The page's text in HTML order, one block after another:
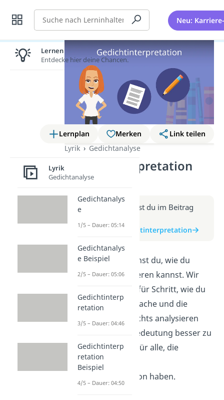
Suche Neu:
Lernplan Merken
Link teilen
Lyrik
Gedichtanalyse
Gedichtinterpretation
(Video)
Weitere Infos erhältst du im Beitrag
zum Beitrag: Gedichtinterpretation
In diesem Video lernst du, wie du
Gedichte interpretieren kannst. Wir
erklären dir Schritt für Schritt, wie du
den Aufbau, die Sprache und die
Themen eines Gedichts analysieren
kannst, um seine Bedeutung besser zu
verstehen. Perfekt für alle, die
Schwierigkeiten mit
Gedichtinterpretation haben.
Lernen lohnt sich!
Entdecke hier deine Chancen.
Lyrik
Gedichtanalyse
Gedichtanalys
e
1/5 – Dauer: 05:14
Gedichtanalys
e Beispiel
2/5 – Dauer: 05:06
Gedichtinterp
retation
3/5 – Dauer: 04:46
Gedichtinterp
retation
Beispiel
4/5 – Dauer: 04:50